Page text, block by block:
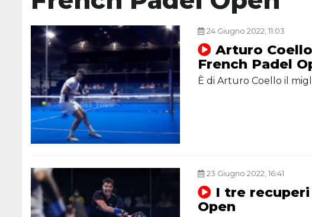
24 Giugno 2022, 11:03
Arturo
French Padel
È di Arturo Coello il
23 Giugno 2022, 16:41
I tre
Open